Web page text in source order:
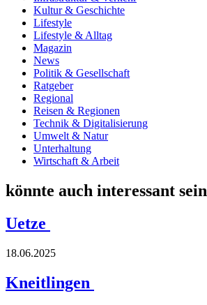
Kultur & Geschichte
Lifestyle
Lifestyle & Alltag
Magazin
News
Politik & Gesellschaft
Ratgeber
Regional
Reisen & Regionen
Technik & Digitalisierung
Umwelt & Natur
Unterhaltung
Wirtschaft & Arbeit
könnte auch interessant sein
Uetze
18.06.2025
Kneitlingen